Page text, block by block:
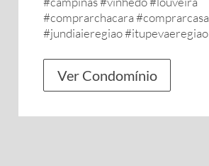
#comprarchacara #comprarcasa
#jundiaieregiao #itupevaeregiao
Ver Condomínio